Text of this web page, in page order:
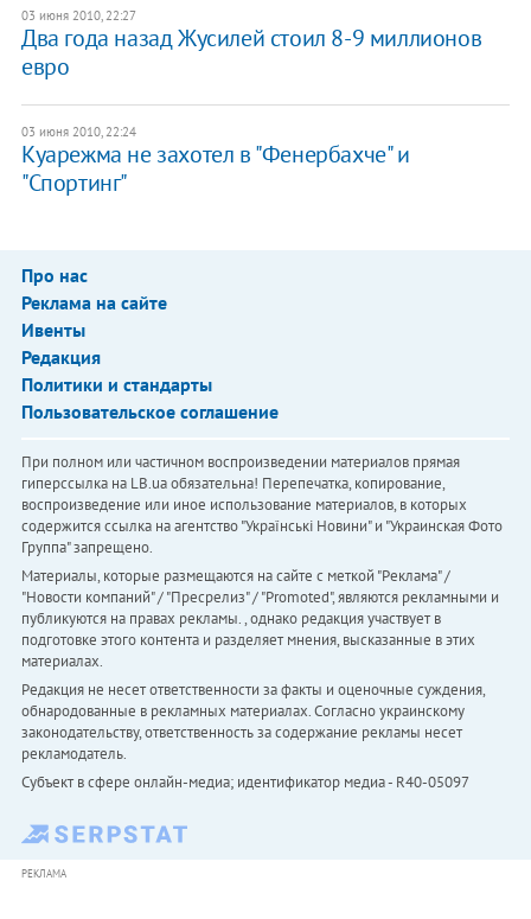
03 июня 2010, 22:27
Два года назад Жусилей стоил 8-9 миллионов
евро
03 июня 2010, 22:24
Куарежма не захотел в "Фенербахче" и
"Спортинг"
Про нас
Реклама на сайте
Ивенты
Редакция
Политики и стандарты
Пользовательское соглашение
При полном или частичном воспроизведении материалов прямая
гиперссылка на LB.ua обязательна! Перепечатка, копирование,
воспроизведение или иное использование материалов, в которых
содержится ссылка на агентство "Українськi Новини" и "Украинская Фото
Группа" запрещено.
Материалы, которые размещаются на сайте с меткой "Реклама" /
"Новости компаний" / "Пресрелиз" / "Promoted", являются рекламными и
публикуются на правах рекламы. , однако редакция участвует в
подготовке этого контента и разделяет мнения, высказанные в этих
материалах.
Редакция не несет ответственности за факты и оценочные суждения,
обнародованные в рекламных материалах. Согласно украинскому
законодательству, ответственность за содержание рекламы несет
рекламодатель.
Субъект в сфере онлайн-медиа; идентификатор медиа - R40-05097
РЕКЛАМА